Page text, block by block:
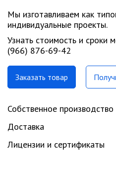
Мы изготавливаем как
индивидуальные проекты.
Узнать стоимость и сроки
(966) 876-69-42
Заказать товар
Собственное производство
Доставка
Лицензии и сертификаты